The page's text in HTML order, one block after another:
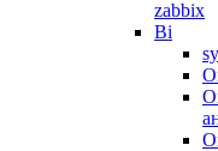
zabbix
Bi